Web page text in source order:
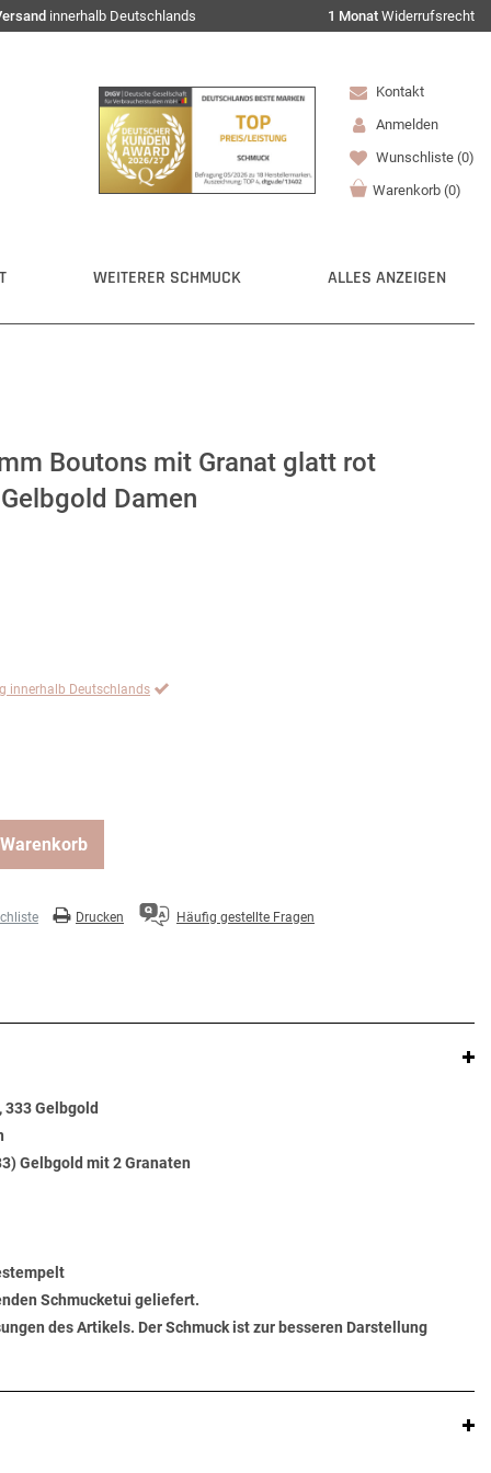
innerhalb Deutschlands 1 Monat Widerrufsrecht
Kontakt
Anmelden
Wunschliste (0)
Warenkorb (0)
WEITERER SCHMUCK ALLES ANZEIGEN
Boutons mit Granat glatt rot
Damen
innerhalb Deutschlands
Drucken Häufig gestellte Fragen
Gelbgold
Gelbgold mit 2 Granaten
Schmucketui geliefert.
des Artikels. Der Schmuck ist zur besseren Darstellung